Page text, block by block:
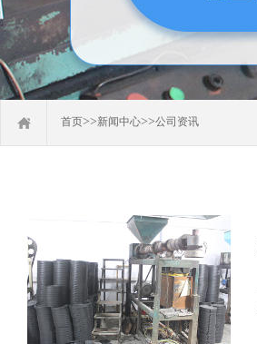
首页>>新闻中心>>公司资讯